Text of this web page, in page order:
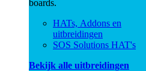
boards.
HATs, Addons en
uitbreidingen
SOS Solutions HAT's
Bekijk alle uitbreidingen